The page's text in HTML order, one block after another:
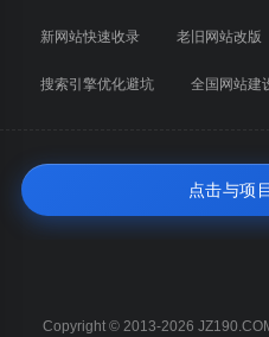
新网站快速收录 老旧网站改版
搜索引擎优化避坑 全国网站建
点击与项
Copyright © 2013-2026